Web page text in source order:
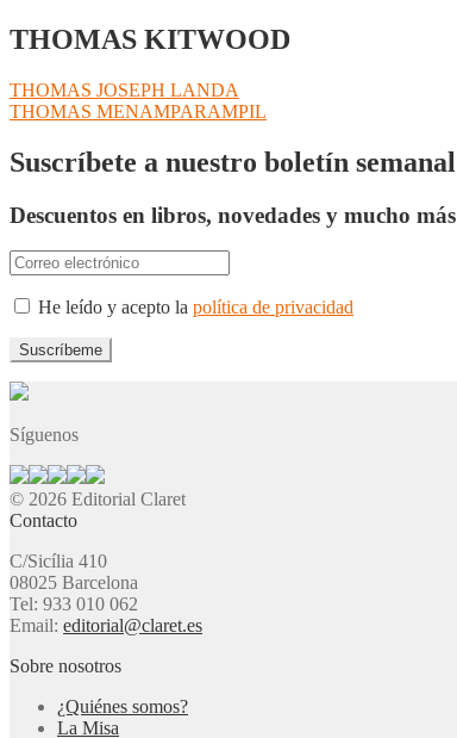
THOMAS KITWOOD
Navegación
de
entradas
Anterior:
THOMAS JOSEPH LANDA
Siguiente:
THOMAS MENAMPARAMPIL
Suscríbete a nuestro boletín semanal
Descuentos en libros, novedades y mucho más
He leído y acepto la política de privacidad
Síguenos
© 2026 Editorial Claret
Contacto
C/Sicília 410
08025 Barcelona
Tel: 933 010 062
Email: editorial@claret.es
Sobre nosotros
¿Quiénes somos?
La Misa